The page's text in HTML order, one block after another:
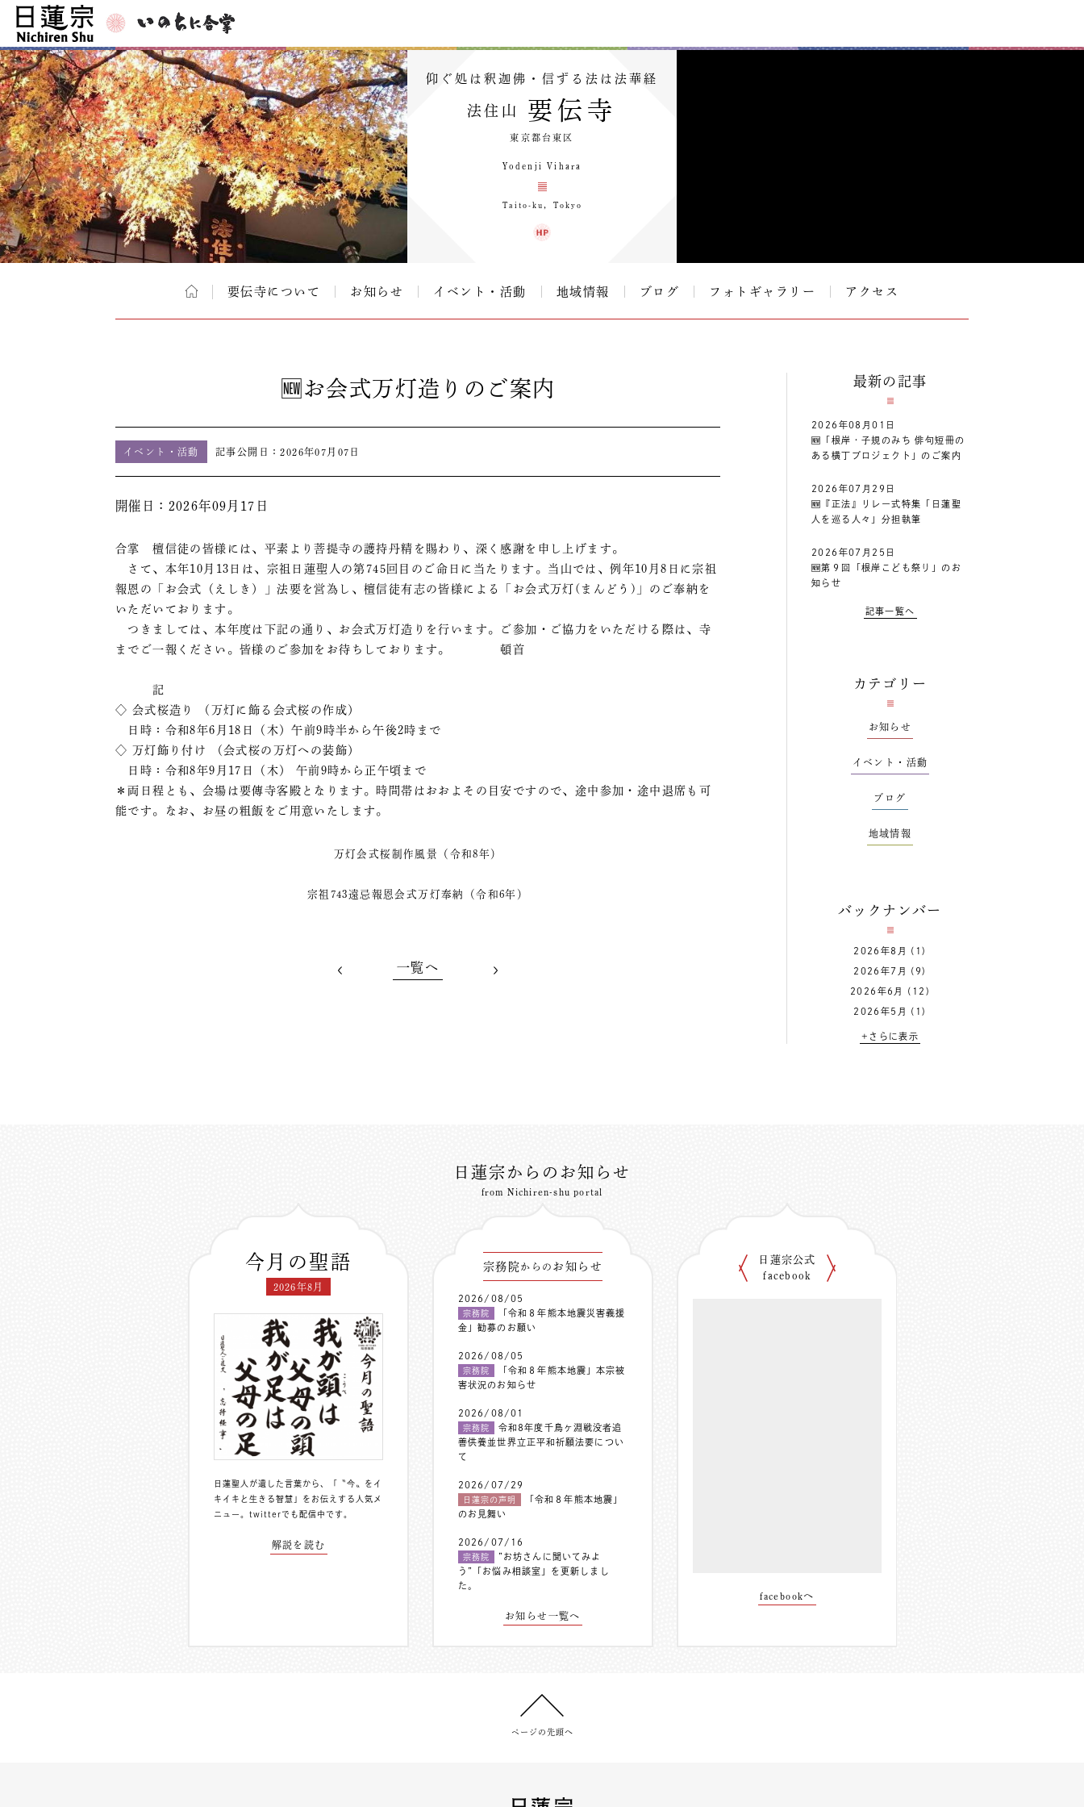
仰ぐ処は釈迦佛・信ずる法は法華経
法住山 要伝寺
東京都台東区
Yodenji Vihara
Taito-ku，Tokyo
要伝寺について お知らせ イベント・活動 地域情報 ブログ フォトギャラリー アクセス
🆕お会式万灯造りのご案内
イベント・活動 記事公開日：2026年07月07日
開催日：2026年09月17日
合掌 檀信徒の皆様には、平素より菩提寺の護持丹精を賜わり、深く感謝を申し上げます。
さて、本年10月13日は、宗祖日蓮聖人の第745回目のご命日に当たります。当山では、例年10月8日に宗祖
報恩の「お会式（えしき）」法要を営為し、檀信徒有志の皆様による「お会式万灯(まんどう)」のご奉納を
いただいております。
つきましては、本年度は下記の通り、お会式万灯造りを行います。ご参加・ご協力をいただける際は、寺
までご一報ください。皆様のご参加をお待ちしております。 頓首
記
◇ 会式桜造り （万灯に飾る会式桜の作成）
日時：令和8年6月18日（木）午前9時半から午後2時まで
◇ 万灯飾り付け （会式桜の万灯への装飾）
日時：令和8年9月17日（木） 午前9時から正午頃まで
＊両日程とも、会場は要傳寺客殿となります。時間帯はおおよその目安ですので、途中参加・途中退席も可
能です。なお、お昼の粗飯をご用意いたします。
万灯会式桜制作風景（令和8年）
宗祖743遠忌報恩会式万灯奉納（令和6年）
一覧へ
最新の記事
2026年08月01日
🆕「根岸・子規のみち 俳句短冊の
ある横丁プロジェクト」のご案内
2026年07月29日
🆕『正法』リレー式特集「日蓮聖
人を巡る人々」分担執筆
2026年07月25日
🆕第９回「根岸こども祭り」のお
知らせ
記事一覧へ
カテゴリー
お知らせ
イベント・活動
ブログ
地域情報
バックナンバー
2026年8月 (1)
2026年7月 (9)
2026年6月 (12)
2026年5月 (1)
+さらに表示
日蓮宗からのお知らせ
from Nichiren-shu portal
今月の聖語
2026年8月
日蓮聖人が遺した言葉から、「〝今〟をイ
キイキと生きる智慧」をお伝えする人気メ
ニュー。 twitterでも配信中 です。
解説を読む
宗務院からの お知らせ
2026/08/05
宗務院
「令和８年熊本地震災害義援
金」勧募のお願い
2026/08/05
宗務院
「令和８年熊本地震」本宗被
害状況のお知らせ
2026/08/01
宗務院
令和8年度千鳥ヶ淵戦没者追
善供養並世界立正平和祈願法要につい
て
2026/07/29
日蓮宗の声明
「令和８年熊本地震」
のお見舞い
2026/07/16
宗務院
”お坊さんに聞いてみよ
う”「お悩み相談室」を更新しまし
た。
お知らせ一覧へ
日蓮宗公式
facebook
facebookへ
ページの先頭へ